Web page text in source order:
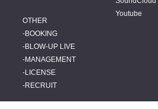
OTHER
BOOKING
BLOW-UP LIVE
MANAGEMENT
LICENSE
RECRUIT
Youtube